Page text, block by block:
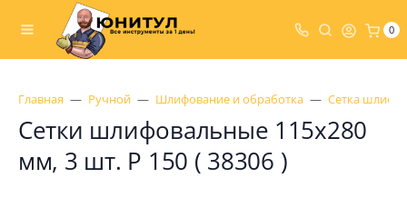
0
Главная Ручной Шлифование и обработка Сетка
Сетки шлифовальные 115х280
мм, 3 шт. Р 150 ( 38306 )